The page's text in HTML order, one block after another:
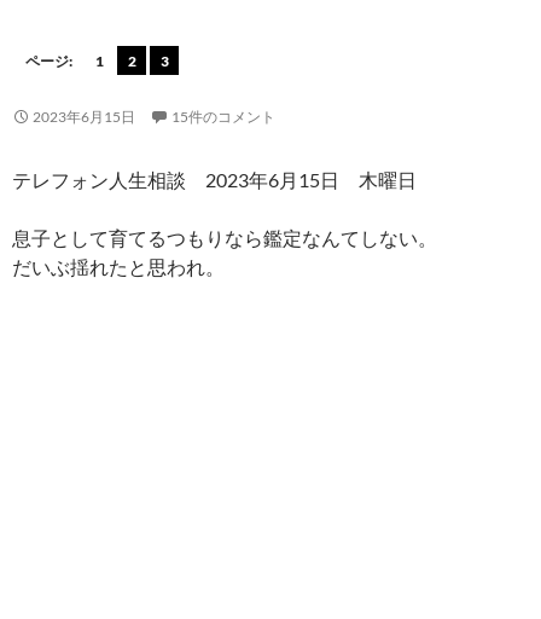
ページ: 1 2 3
2023年6月15日 15件のコメント
テレフォン人生相談 2023年6月15日 木曜日
息子として育てるつもりなら鑑定なんてしない。
だいぶ揺れたと思われ。